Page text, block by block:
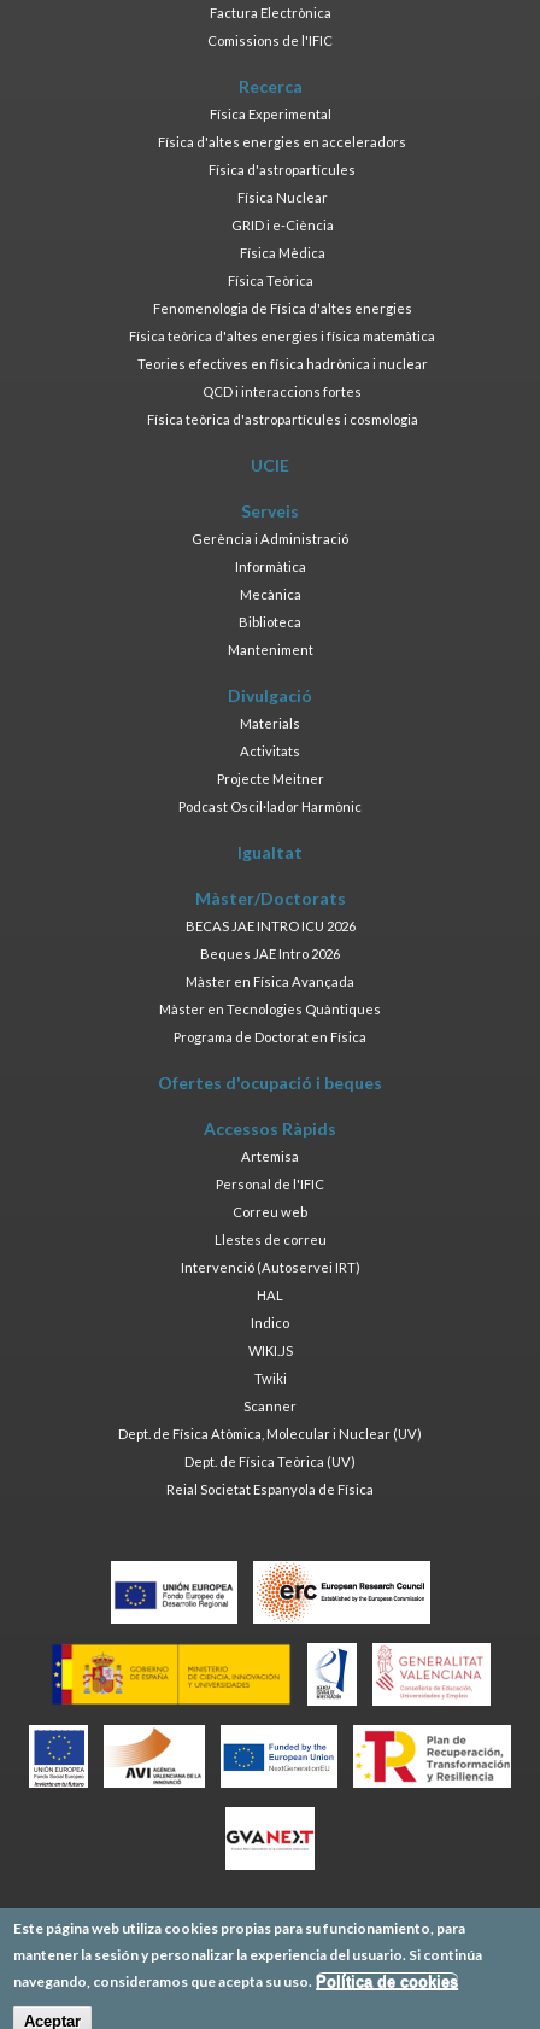
Factura Electrònica
Comissions de l'IFIC
Recerca
Física Experimental
Física d'altes energies en acceleradors
Física d'astropartícules
Física Nuclear
GRID i e-Ciència
Física Mèdica
Física Teòrica
Fenomenologia de Física d'altes energies
Física teòrica d'altes energies i física matemàtica
Teories efectives en física hadrònica i nuclear
QCD i interaccions fortes
Física teòrica d'astropartícules i cosmologia
UCIE
Serveis
Gerència i Administració
Informàtica
Mecànica
Biblioteca
Manteniment
Divulgació
Materials
Activitats
Projecte Meitner
Podcast Oscil·lador Harmònic
Igualtat
Màster/Doctorats
BECAS JAE INTRO ICU 2026
Beques JAE Intro 2026
Màster en Física Avançada
Màster en Tecnologies Quàntiques
Programa de Doctorat en Física
Ofertes d'ocupació i beques
Accessos Ràpids
Artemisa
Personal de l'IFIC
Correu web
Llestes de correu
Intervenció (Autoservei IRT)
HAL
Indico
WIKI.JS
Twiki
Scanner
Dept. de Física Atòmica, Molecular i Nuclear (UV)
Dept. de Física Teòrica (UV)
Reial Societat Espanyola de Física
Este página web utiliza cookies propias para su funcionamiento, para
mantener la sesión y personalizar la experiencia del usuario. Si continúa
navegando, consideramos que acepta su uso. Política de cookies
Aceptar